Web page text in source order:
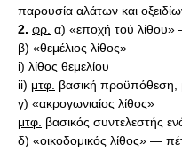
παρουσία αλάτων και
2. φρ. α) «εποχή τού λίθου»
β) «θεμέλιος λίθος»
i) λίθος θεμελίου
ii) μτφ. βασική προϋπόθεση,
γ) «ακρογωνιαίος λίθος»
μτφ. βασικός συντελεστής
δ) «οικοδομικός λίθος» —